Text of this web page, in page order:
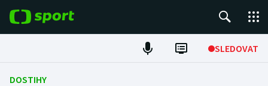
SLEDOVAT
Fotbal
DOSTIHY